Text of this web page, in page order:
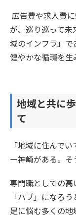
広告費や求人費
が、巡り巡って
域のインフラ」
健やかな循環を生
地域と共に
て
「地域に住んで
ー神崎がある。そ
専門職としての
「ハブ」になろ
足に悩む多くの